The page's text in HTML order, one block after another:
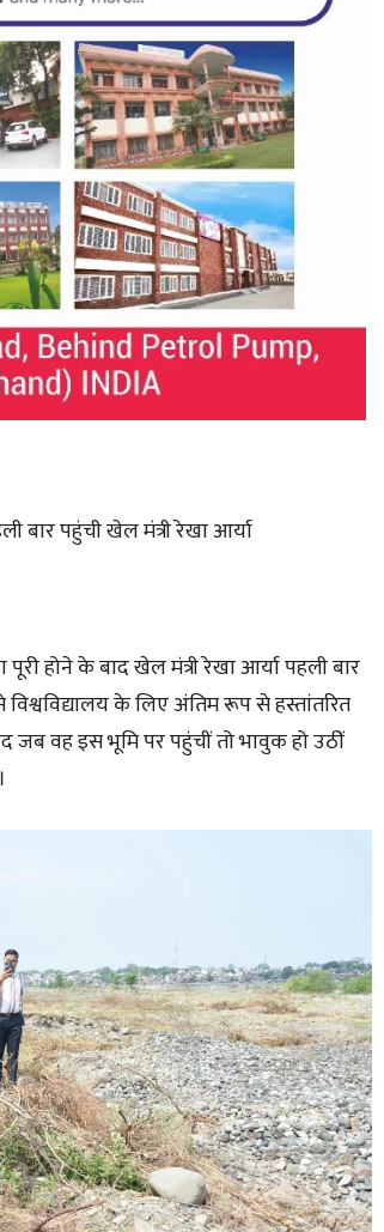
बार पहुंची खेल मंत्री रेखा आर्या
पूरी होने के बाद खेल मंत्री रेखा आर्या पहली बार
के लिए अंतिम रूप से हस्तांतरित
जब वह इस भूमि पर पहुंचीं तो भावुक हो उठीं